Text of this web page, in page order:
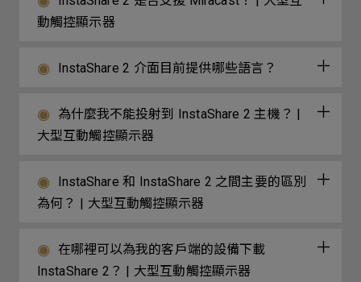
動觸控顯示器
InstaShare 2 介面目前提供哪些語言？
為什麼我不能投射到 InstaShare 2 主機？ |
大型互動觸控顯示器
InstaShare 和 InstaShare 2 之間主要的區別
為何？ | 大型互動觸控顯示器
在哪裡可以為我的客戶端的設備下載
InstaShare 2？ | 大型互動觸控顯示器